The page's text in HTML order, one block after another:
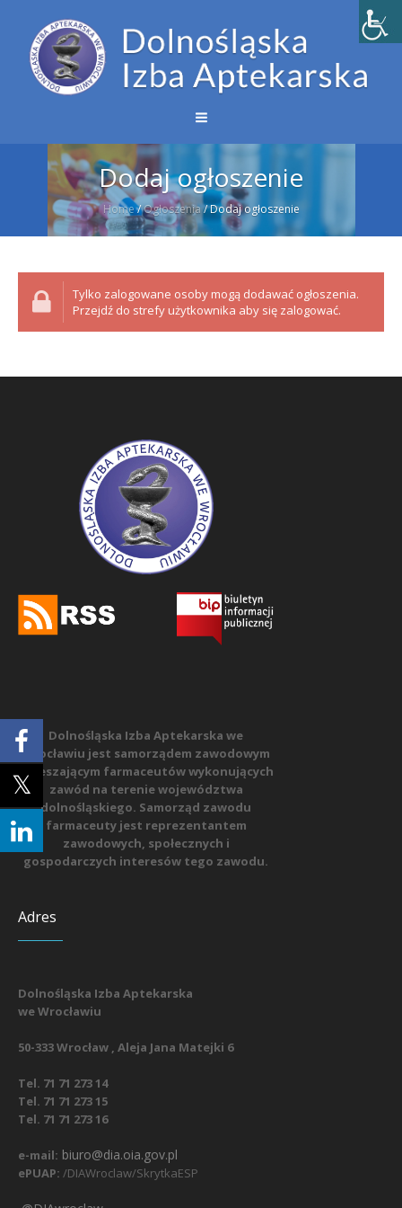
Dodaj ogłoszenie
Home/Ogłoszenia/Dodaj ogłoszenie
Tylko zalogowane osoby mogą dodawać ogłoszenia.
Przejdź do strefy użytkownika aby się zalogować.
Dolnośląska Izba Aptekarska we
Wrocławiu jest samorządem zawodowym
zrzeszającym farmaceutów wykonujących
zawód na terenie województwa
dolnośląskiego. Samorząd zawodu
farmaceuty jest reprezentantem
zawodowych, społecznych i
gospodarczych interesów tego zawodu.
Adres
Dolnośląska Izba Aptekarska
we Wrocławiu
50-333 Wrocław , Aleja Jana Matejki 6
Tel. 71 71 273 14
Tel. 71 71 273 15
Tel. 71 71 273 16
e-mail: biuro@dia.oia.gov.pl
ePUAP: /DIAWroclaw/SkrytkaESP